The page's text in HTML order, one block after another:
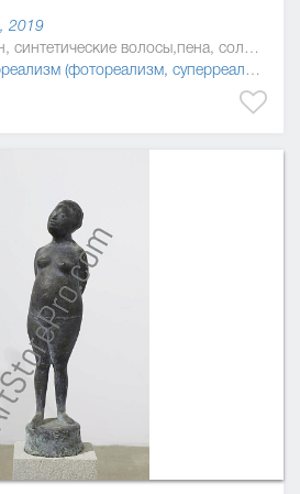
2019
40 x 18 x 13 см, картон, синтетические волосы,пена, солома, силикон, смола
(фотореализм, суперреализм)